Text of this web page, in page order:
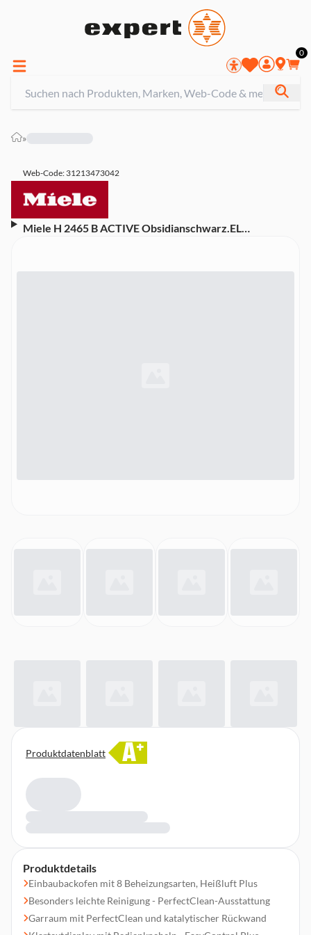
0
»
Web-Code: 31213473042
Miele H 2465 B ACTIVE Obsidianschwarz.EL
Produktdetails
Einbaubackofen mit 8 Beheizungsarten, Heißluft Plus
Besonders leichte Reinigung - PerfectClean-Ausstattung
Garraum mit PerfectClean und katalytischer Rückwand
A+
Produktdatenblatt